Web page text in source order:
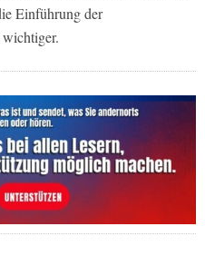
Einführung der